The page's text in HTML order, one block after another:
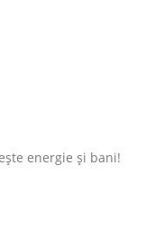
energie și bani!